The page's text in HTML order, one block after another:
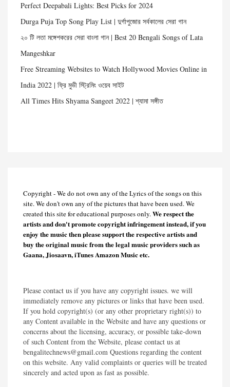
Perfect Deepabali Lights: Best Picks for 2024
Durga Puja Top Song Play List | দুর্গাপুজোর সর্বকালের সেরা গান
২০ টি লতা মঙ্গেশকরের সেরা বাংলা গান | Best 20 Bengali Songs of Lata
Mangeshkar
Free Streaming Websites to Watch Hollywood Movies Online in
India 2022 | ফ্রি মুভী স্ট্রিমিং ওয়েব সাইট
All Times Hits Shyama Sangeet 2022 | শ্যামা সঙ্গীত
Copyright - We do not own any of the Lyrics of the songs on this
site. We don't own any of the pictures that have been used. We
created this site for educational purposes only.We respect the
artists and don't promote copyright infringement instead, if you
enjoy the music then please support the respective artists and
buy the original music from the legal music providers such as
Gaana, Jiosaavn, iTunes Amazon Music etc.
Please contact us if you have any copyright issues. we will
immediately remove any pictures or links that have been used.
If you hold copyright(s) (or any other proprietary right(s)) to
any Content available in the Website and have any questions or
concerns about the licensing, accuracy, or possible take-down
of such Content from the Website, please contact us at
bengalitechnews@gmail.com Questions regarding the content
on this website. Any valid complaints or queries will be treated
sincerely and acted upon as fast as possible.​